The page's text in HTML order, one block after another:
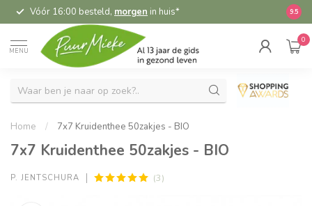
Vóór 16:00 besteld, morgen in huis* 9.5
MENU
0
Home / 7x7 Kruidenthee 50zakjes - BIO
7x7 Kruidenthee 50zakjes - BIO
P. JENTSCHURA (3)